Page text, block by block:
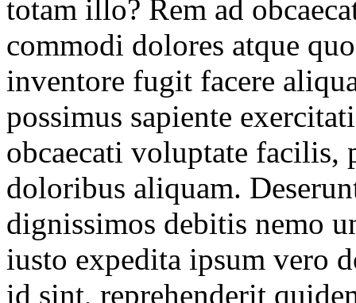
totam illo? Rem ad
commodi dolores atque
inventore fugit facere
possimus sapiente
obcaecati voluptate facilis,
doloribus aliquam.
dignissimos debitis nemo
iusto expedita ipsum vero
id sint, reprehenderit